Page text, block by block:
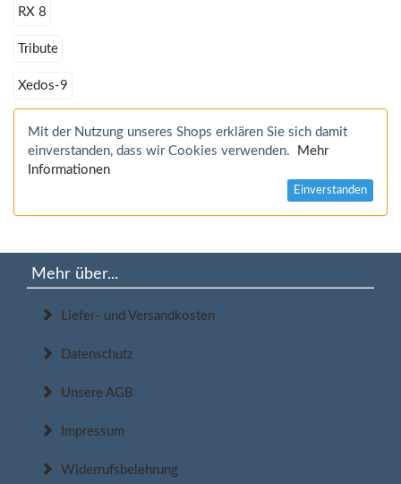
RX 8
Tribute
Xedos-9
Mit der Nutzung unseres Shops erklären Sie sich damit
einverstanden, dass wir Cookies verwenden.
Mehr
Informationen
Einverstanden
Mehr über...
Liefer- und Versandkosten
Datenschutz
Unsere AGB
Impressum
Widerrufsbelehrung